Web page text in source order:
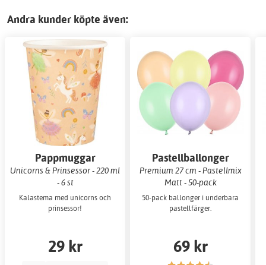
Andra kunder köpte även:
Pappmuggar
Unicorns & Prinsessor - 220 ml
- 6 st
Kalastema med unicorns och
prinsessor!
29 kr
Pastellballonger
Premium 27 cm - Pastellmix
Matt - 50-pack
50-pack ballonger i underbara
pastellfärger.
69 kr